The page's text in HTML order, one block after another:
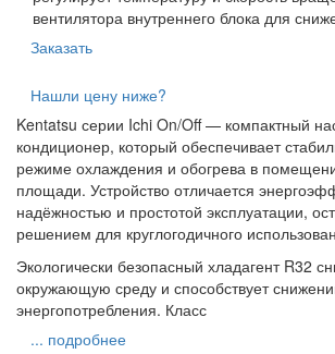
вентилятора внутреннего блока для
Заказать
Нашли цену ниже?
Kentatsu серии Ichi On/Off — компактный
кондиционер, который обеспечивает
режиме охлаждения и обогрева в
площади. Устройство отличается
надёжностью и простотой эксплуатации,
решением для круглогодичного
Экологически безопасный хладагент R32
окружающую среду и способствует
энергопотребления. Класс
... подробнее